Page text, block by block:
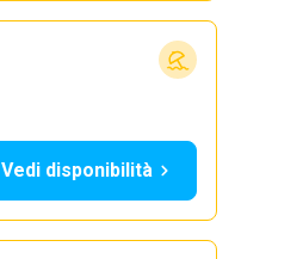
Vedi disponibilità